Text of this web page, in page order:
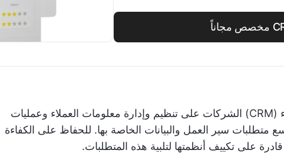
تساعد برامج إدارة علاقات العملاء (CRM) الشركات على تنظيم وإدارة معلومات العملاء وعمليات
متطلبات سير العمل والبيانات الخاصة بها. للحفاظ على الكفاءة
على تكييف أنظمتها لتلبية هذه المتطلبات.